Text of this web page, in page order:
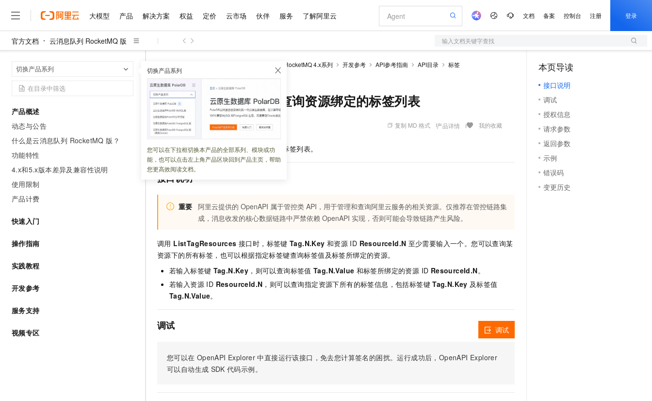
大模型 产品 解决方案 权益 定价 云市场 伙伴 服务 了解阿里云 文档 备案 控制台 注册 登录
官方文档 云消息队列 RocketMQ 版 输入文档关键字查找
切换产品系列 切换产品系列
您可以在下拉框切换本产品的全部系列、模块或功
能，也可以点击左上角产品区块回到产品主页，帮助
您更高效阅读文档。
产品概述
动态与公告
什么是云消息队列 RocketMQ 版？
功能特性
4.x和5.x版本差异及兼容性说明
使用限制
产品计费
快速入门
操作指南
实践教程
开发参考
服务支持
视频专区
云消息队列 RocketMQ 4.x系列 开发参考 API参考指南 API目录
标签
ListTagResources - 查询资源绑定的标签列表
ListTagResources - 查询资源绑定的标签列表
更新时间：2025-12-12 03:32:21 复制 MD 格式 产品详情 我的收藏
调用 ListTagResources 查询资源绑定的标签列表。
接口说明
重要 阿里云提供的 OpenAPI 属于管控类 API，用于管理和查询阿里云服务的相关资源。仅推荐在管控链路集
成，消息收发的核心数据链路中严禁依赖 OpenAPI 实现，否则可能会导致链路产生风险。
调用 ListTagResources 接口时，标签键 Tag.N.Key 和资源 ID ResourceId.N 至少需要输入一个。您可以查询某
资源下的所有标签，也可以根据指定标签键查询标签值及标签所绑定的资源。
若输入标签键 Tag.N.Key ，则可以查询标签值 Tag.N.Value 和标签所绑定的资源 ID ResourceId.N。
若输入资源 ID ResourceId.N ，则可以查询指定资源下所有的标签信息，包括标签键 Tag.N.Key 及标签值
Tag.N.Value。
调试
您可以在 OpenAPI Explorer 中直接运行该接口，免去您计算签名的困扰。运行成功后，OpenAPI Explorer
可以自动生成 SDK 代码示例。
调试
本页导读
接口说明
调试
授权信息
请求参数
返回参数
示例
错误码
变更历史
大模型
大模型服务平台百炼
大模型
文本生成
Qwen3.8-Max HOT
智能体时代全能旗舰模型
Qwen3.7-Plus
Qwen3-VL-Plus
视觉 Coding、空间感知、多模态思考等全面升级
Kimi-K3 NEW
Kimi 最新旗舰模型，长程编程与推理利器
GLM-5.2
1M上下文，专为长程任务能力而生
图片和视频生成
Wan2.7-T2V
语音识别与合成
Qwen3-TTS-Flash
大模型服务
千问AI平台-Token Plan NEW
在线体验全尺寸、多种模态的模型效果
AI 应用构建
大模型服务平台百炼-应用模版 Qoder HOT
面向真实软件的智能体编程平台
企业级人与Agent协作平台，接入和调度多个数字员工
产品
精选产品
人工智能与机器学习
容器
存储
中间件
数据库
大数据计算
媒体服务
企业服务与云通信
精选产品
大模型服务平台百炼
大模型服务与应用平台
千问大模型
多元化、高性能、安全可靠的大模型服务
无影云电脑
随时随地安全接入的云上超级电脑
云解析DNS
云原生大数据计算服务 MaxCompute
面向分析的企业级SaaS模式云数据仓库
域名与网站
对象存储 OSS
一站式AI开发、训练和推理服务
Qoder CN
提供一站式管理容器应用的 K8s 服务
云数据库 RDS
云原生的云上边界网络安全防护产品
轻量应用服务器
数字证书管理服务（原SSL证书）
实现全站HTTPS，呈现可信的WEB访问
短信服务
大数据开发治理平台 DataWorks
解决方案
精选解决方案
AI
大数据
现代化应用
网络
可观测
上云与迁云
企业出海
政企业务
精选解决方案
千问办公，解锁你的工作新方式
企业级Agent产品，直接交付可用成果
Agency Agents：拥有专属领域专家
多领域专家智能体,一键组建 AI 虚拟交付团队
HappyHorse 打造一站式影视创作平台
快速拥有专属 OpenClaw
睿译宝，AI翻译排版一步到位
GLM-5.2：长任务时代开源旗舰模型
自主进化，持久记忆，越用越聪明
Claude Code + GStack 打造工程团队
即刻拥有 DeepSeek-V4-Pro
一句话生成原生可编辑精美 PPT 文稿
输入一句话想法, 轻松生成专业的 PPT
一键部署幻兽帕鲁游戏服务器
一键购买专属联机服务器，轻松开启游戏
漫剧工坊：一站式动画创作平台
快速生产连贯的高质量长漫剧
10 分钟搭建微信、支付宝小程序
高效部署网站，快速应用到小程序
权益 普惠上云
普惠上云 官方力荐
云服务器38元/年起，超值低价云产品抢先购
官方推荐返现计划
推荐新用户得奖励，单订单最高返9万
云工开物
高校专属算力普惠，学生认证享300元代金券
免费试用
解决方案免费试用 新老同享
最高领取价值200元试用点，立即开启云上创新
140+云产品 免费试用
产品新客免费试用，最长12个月
大模型ACA认证体验
助力企业全员 AI 认知与能力提升
AI 特惠
智启 AI 普惠权益
阿里云 OPC 创新助力计划
至高百万元 Token 补贴，加速一人公司成长
Qwen3.8-Max 首发尝鲜，限时加量 10 倍，夜间低至2折
千问办公，限时限量积分加倍
送.CN域名，送备案服务码
Night Plan 支持 Qwen 3.8-Max
AI 场景体验
AI 电商营销
AI助力短剧漫剧创作，剧本、分镜、视频高效生成
AI 办公
自动承接线索、识别商机，让客服更高效、服务更出色。
AI 活动
AI 生产力先锋
先锋实践拓展 AI 生产力的边界
飞天发布时刻
所见，即是所愿
AI 实训营
从基础到进阶，Agent 创客手把手教你
创新加速
定价 产品定价
了解云产品的定价详情
云上成本管理
管理和优化成本
价格计算器
自助选配和估算价格
价格优势
推动算力普惠，释放技术红利
配置报价器
阿里云 OPC 创新助力计划
Token 补贴，五大权
益加速 OPC 成功
云市场 精选商城
网站建设
多端小程序
Salesforce 国际版订阅
友盟天域
观测云
Tuya 物联网平台阿里云版
蓝凌 OA
电子合同
Tableau 订阅
AI空中课堂在线直播课堂（旗舰版）
生态解决方案
行业生态解决方案
AI 开发和 AI 应用解决方案
数据与 API
数据集
手机三要素
身份实名认证
短信
OCR 文字识别
发票查验
企业应用
ERP
OA 办公系统
基础软件
宝塔 Linux
CentOS
Docker
Ubuntu
SUSE
建站小程序
专业服务
公司注册
上云迁移
代维服务
伙伴 成为销售伙伴
分销伙伴
咨询伙伴
销售伙伴合作计划
Salesforce On Alibaba Cloud
Consulting Partner 合作计划
AI 大模型销售与服务生态合作计划
成为产品伙伴
产品生态集成认证中心
产品生态伙伴工作台
产品伙伴合作计划
云存储合作计划
数据库合作计划
服务生态伙伴
服务伙伴合作计划
Al MaaS 服务伙伴赋能合作
伙伴信用分合作计划
更多支持
合作伙伴培训与认证
查询合作伙伴
登录合作伙伴管理后台
服务 售前咨询
在线服务
售后服务
自助服务
工单服务
短信专区
企业增值服务
企业支持计划
企业增值服务台
服务实践
阿里云认证
全部认证
训练营
开发者社区
镜像站
我要反馈
我要建议
我要投诉
了解阿里云 为什么选择阿里云
什么是云计算
技术领先
稳定可靠
安全合规
分析师报告
研究报告与白皮书
AI 算法大赛
云开发大赛
入门学习赛
最佳实践
云上春晚
云栖战略参考
云上的中国
看见新力量
金融模力时刻
市场活动
云栖大会
活动全景
高校合作
云工开物
科研合作
加入我们
校园招聘